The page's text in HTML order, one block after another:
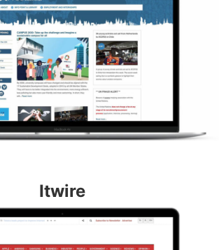
Itwire